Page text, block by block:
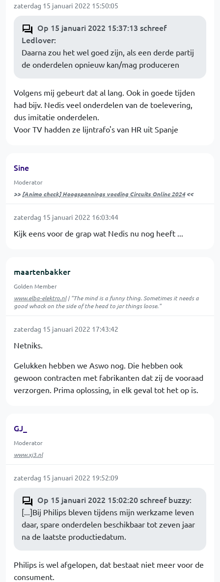
zaterdag 15 januari 2022 15:50:05
Op 15 januari 2022 15:37:13 schreef
Ledlover:
Daarna zou het wel goed zijn, als een derde partij
de onderdelen opnieuw kan/mag produceren
Volgens mij gebeurt dat al lang. Ook in goede tijden
had bijv. Nedis veel onderdelen van de toelevering,
dus imitatie onderdelen.
Voor TV hadden ze lijntrafo's van HR uit Spanje
Sine
Moderator
>> [Animo check] Hoogspannings voeding Circuits Online 2024<<
zaterdag 15 januari 2022 16:03:44
Kijk eens voor de grap wat Nedis nu nog heeft ...
maartenbakker
Golden Member
www.elba-elektro.nl| "The mind is a funny thing. Sometimes it needs a
good whack on the side of the head to jar things loose."
zaterdag 15 januari 2022 17:43:42
Netniks.
Gelukken hebben we Aswo nog. Die hebben ook
gewoon contracten met fabrikanten dat zij de vooraad
verzorgen. Prima oplossing, in elk geval tot het op is.
GJ_
Moderator
www.xj3.nl
zaterdag 15 januari 2022 19:52:09
Op 15 januari 2022 15:02:20 schreef buzzy:
[...]Bij Philips bleven tijdens mijn werkzame leven
daar, spare onderdelen beschikbaar tot zeven jaar
na de laatste productiedatum.
Philips is wel afgelopen, dat bestaat niet meer voor de
consument.